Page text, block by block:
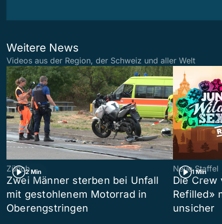
Weitere News
Videos aus der Region, der Schweiz und aller Welt
2 Min
Zürich
Zwei Männer sterben bei Unfall
mit gestohlenem Motorrad in
Oberengstringen
1 Min
Neue Staffel
Die Crew
Refilled»
unsicher